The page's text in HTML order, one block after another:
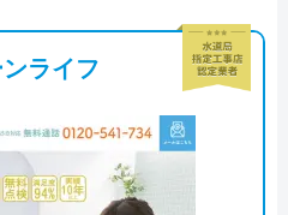
ライフ